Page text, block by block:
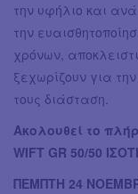
την υφήλιο και ανά
την
χρόνων,
ξεχωρίζουν για
τους διάσταση.
Ακολουθεί το
WIFT GR 50/50
ΠΕΜΠΤΗ 24